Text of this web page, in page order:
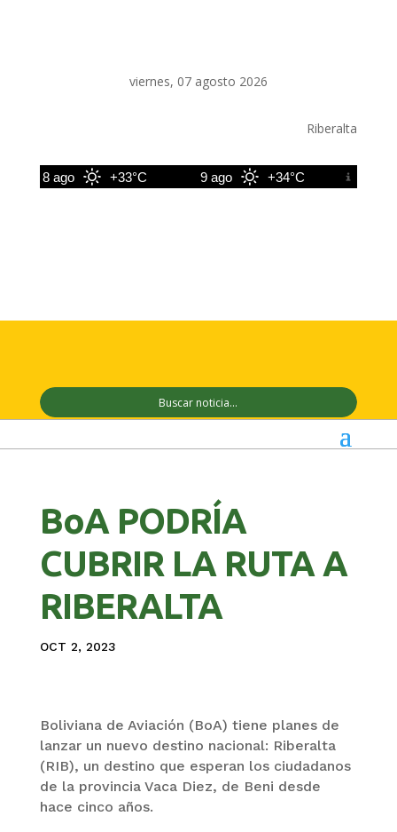
viernes, 07 agosto 2026
Riberalta
8 ago +33°C 9 ago +34°C 10 ago
BoA PODRÍA
CUBRIR LA RUTA A
RIBERALTA
OCT 2, 2023
Boliviana de Aviación (BoA) tiene planes de
lanzar un nuevo destino nacional: Riberalta
(RIB), un destino que esperan los ciudadanos
de la provincia Vaca Diez, de Beni desde
hace cinco años.